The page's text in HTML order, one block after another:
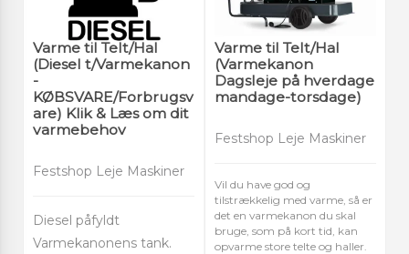
Varme til Telt/Hal
(Diesel t/Varmekanon
-
KØBSVARE/Forbrugsv
are) Klik & Læs om dit
varmebehov
Festshop Leje Maskiner
Diesel påfyldt
Varmekanonens tank.
Varme til Telt/Hal
(Varmekanon
Dagsleje på hverdage
mandage-torsdage)
Festshop Leje Maskiner
Vil du have god og
tilstrækkelig med varme, så er
det en varmekanon du skal
bruge, som på kort tid, kan
opvarme store telte og haller.